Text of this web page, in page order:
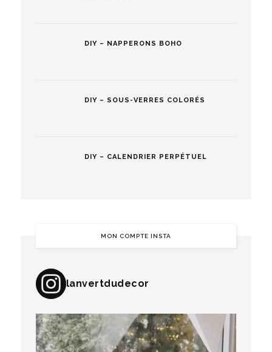
DIY – NAPPERONS BOHO
DIY – SOUS-VERRES COLORÉS
DIY – CALENDRIER PERPÉTUEL
MON COMPTE INSTA
lanvertdudecor